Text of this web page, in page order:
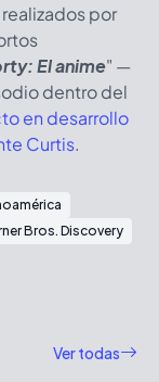
por
El anime" —
dentro del
en desarrollo
Curtis.
Bros. Discovery
Ver todas